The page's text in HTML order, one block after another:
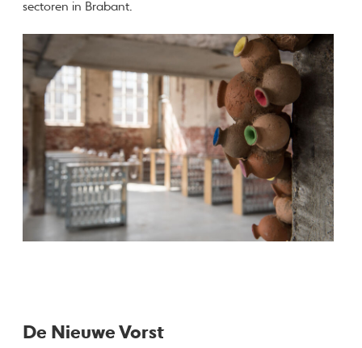
sectoren in Brabant.
De Nieuwe Vorst